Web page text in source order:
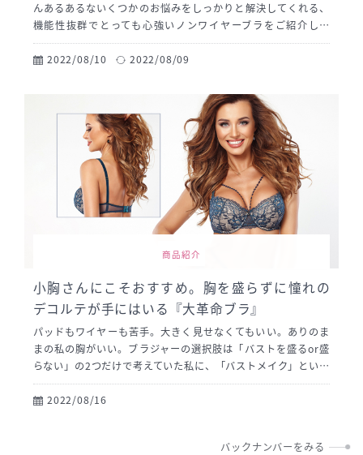
んあるあるないくつかのお悩みをしっかりと解決してくれる、
機能性抜群でとっても心強いノンワイヤーブラをご紹介しま
す。さまざまな工夫により、ワイヤーがなくとも、しっかりと
バストを支える安心感に驚きます。
2022/08/10 2022/08/09
商品紹介
小胸さんにこそおすすめ。胸を盛らずに憧れの
デコルテが手にはいる『大革命ブラ』
パッドもワイヤーも苦手。大きく見せなくてもいい。ありのま
まの私の胸がいい。ブラジャーの選択肢は「バストを盛るor盛
らない」の2つだけで考えていた私に、「バストメイク」という
新しい選択肢を教えてくれた「サブレンの美乳ブラ」。パッド
入りワイヤーブラに対する価値観を大きく変えた、サブレンの
2022/08/16
バックナンバーをみる